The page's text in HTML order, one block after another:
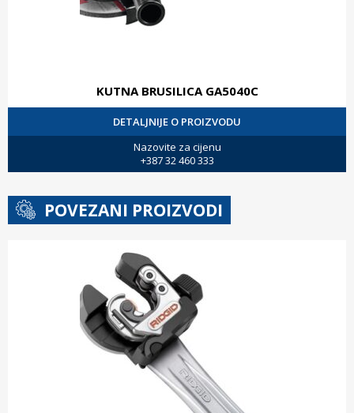
KUTNA BRUSILICA GA5040C
DETALJNIJE O PROIZVODU
Nazovite za cijenu
+387 32 460 333
POVEZANI PROIZVODI